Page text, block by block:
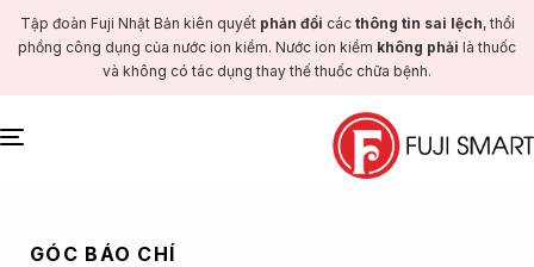
Tập đoàn Fuji Nhật Bản kiên quyết phản đối các thông tin sai lệch, thổi
phồng công dụng của nước ion kiềm. Nước ion kiềm không phải là thuốc
và không có tác dụng thay thế thuốc chữa bệnh.
Toggle
GÓC BÁO CHÍ